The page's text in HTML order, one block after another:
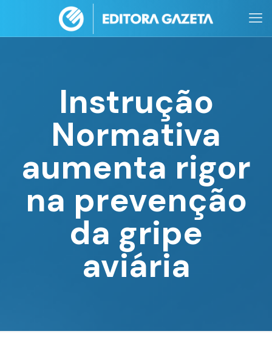
Instrução
Normativa
aumenta rigor
na prevenção
da gripe
aviária